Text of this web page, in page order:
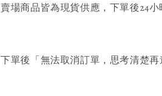
賣場商品皆為現貨供應，下單後24小
下單後「無法取消訂單，思考清楚再